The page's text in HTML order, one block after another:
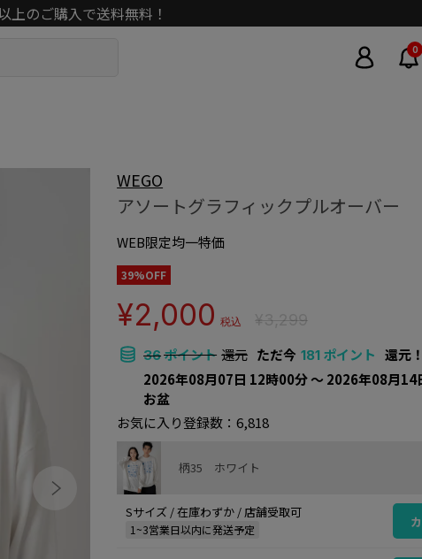
上のご購入で送料無料！
0
WEGO
アソートグラフィックプルオーバー
WEB限定均一特価
39%OFF
¥2,000 税込 ¥3,299
36ポイント 還元 ただ今 181 ポイント 還元！
2026年08月07日 12時00分 〜 2026年08月14
お盆
お気に入り登録数：6,818
柄35 ホワイト
Sサイズ / 在庫わずか / 店舗受取可
1~3営業日以内に発送予定